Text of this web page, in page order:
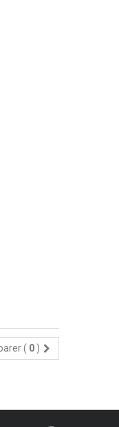
Comparer ( 0 )